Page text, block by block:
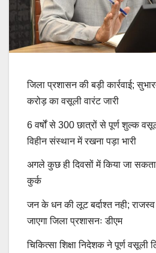
जिला प्रशासन की बड़ी कार्रवाई;
करोड़ का वसूली वारंट जारी
6 वर्षों से 300 छात्रों से पूर्ण शुल्क
विहीन संस्थान में रखना पड़ा भारी
अगले कुछ ही दिवसों में किया जा
कुर्क
जन के धन की लूट बर्दाश्त नही;
जाएगा जिला प्रशासनः डीएम
चिकित्सा शिक्षा निदेशक ने पूर्ण वसूली